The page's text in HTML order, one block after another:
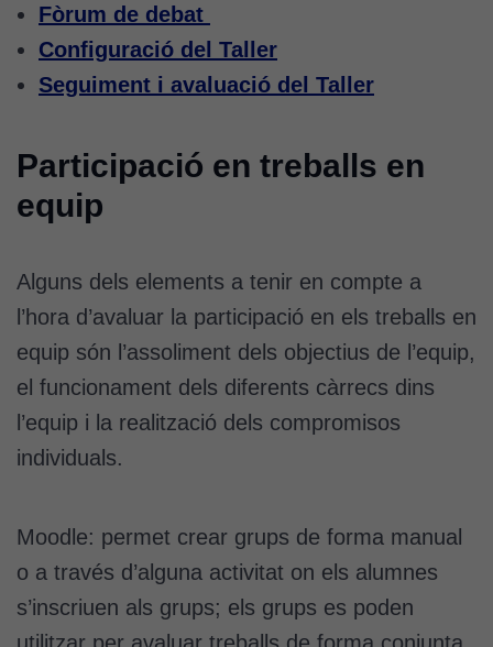
Fòrum de debat
Configuració del Taller
Seguiment i avaluació del Taller
Participació en treballs en
equip
Alguns dels elements a tenir en compte a
l’hora d’avaluar la participació en els treballs en
equip són l’assoliment dels objectius de l’equip,
el funcionament dels diferents càrrecs dins
l’equip i la realització dels compromisos
individuals.
Moodle: permet crear grups de forma manual
o a través d’alguna activitat on els alumnes
s’inscriuen als grups; els grups es poden
cookies no
opcionals.
Són
necessàries